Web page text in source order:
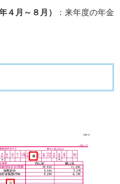
４月～８月）
：来年度の年金